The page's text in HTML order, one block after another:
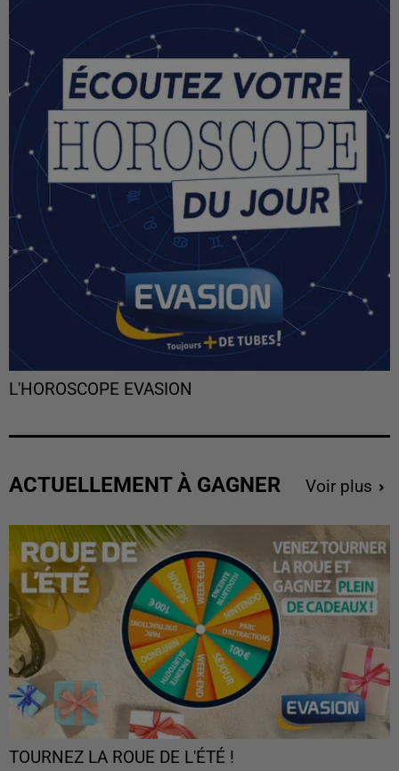
L'HOROSCOPE EVASION
ACTUELLEMENT À GAGNER Voir plus
TOURNEZ LA ROUE DE L'ÉTÉ !